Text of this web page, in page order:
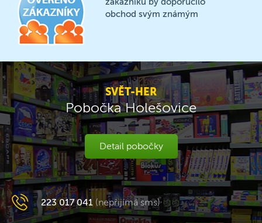
obchod svým známým
SVĚT-HER
Pobočka Holešovice
Detail pobočky
223 017 041 (nepřijímá sms)